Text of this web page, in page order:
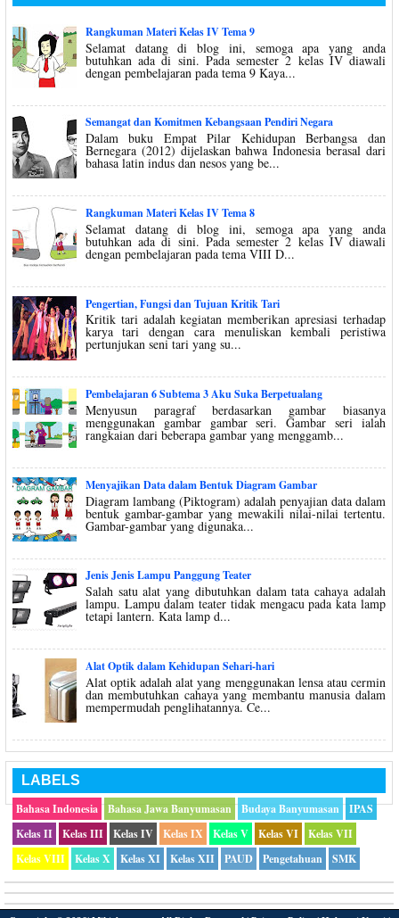
Rangkuman Materi Kelas IV Tema 9
Selamat datang di blog ini, semoga apa yang anda
butuhkan ada di sini. Pada semester 2 kelas IV diawali
dengan pembelajaran pada tema 9 Kaya...
Semangat dan Komitmen Kebangsaan Pendiri Negara
Dalam buku Empat Pilar Kehidupan Berbangsa dan
Bernegara (2012) dijelaskan bahwa Indonesia berasal dari
bahasa latin indus dan nesos yang be...
Rangkuman Materi Kelas IV Tema 8
Selamat datang di blog ini, semoga apa yang anda
butuhkan ada di sini. Pada semester 2 kelas IV diawali
dengan pembelajaran pada tema VIII D...
Pengertian, Fungsi dan Tujuan Kritik Tari
Kritik tari adalah kegiatan memberikan apresiasi terhadap
karya tari dengan cara menuliskan kembali peristiwa
pertunjukan seni tari yang su...
Pembelajaran 6 Subtema 3 Aku Suka Berpetualang
Menyusun paragraf berdasarkan gambar biasanya
menggunakan gambar gambar seri. Gambar seri ialah
rangkaian dari beberapa gambar yang menggamb...
Menyajikan Data dalam Bentuk Diagram Gambar
Diagram lambang (Piktogram) adalah penyajian data dalam
bentuk gambar-gambar yang mewakili nilai-nilai tertentu.
Gambar-gambar yang digunaka...
Jenis Jenis Lampu Panggung Teater
Salah satu alat yang dibutuhkan dalam tata cahaya adalah
lampu. Lampu dalam teater tidak mengacu pada kata lamp
tetapi lantern. Kata lamp d...
Alat Optik dalam Kehidupan Sehari-hari
Alat optik adalah alat yang menggunakan lensa atau cermin
dan membutuhkan cahaya yang membantu manusia dalam
mempermudah penglihatannya. Ce...
LABELS
Bahasa Indonesia
Bahasa Jawa Banyumasan Budaya Banyumasan
IPAS
Kelas II
Kelas III Kelas IV Kelas IX Kelas V Kelas VI
Kelas VII
Kelas VIII
Kelas X Kelas XI Kelas XII PAUD Pengetahuan SMK